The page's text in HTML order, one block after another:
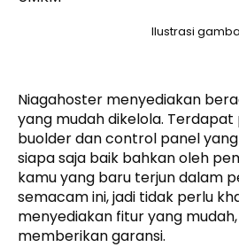
Ilustrasi
Niagahoster menyediakan
yang mudah dikelola.
buolder dan control panel
siapa saja baik bahkan oleh
kamu yang baru terjun dalam
semacam ini, jadi tidak perlu
menyediakan fitur yang
memberikan garansi.